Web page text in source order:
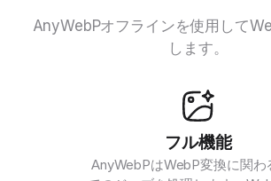
AnyWebPオフラインを使用して
します。
フル機能
AnyWebPはWebP変換に関わ